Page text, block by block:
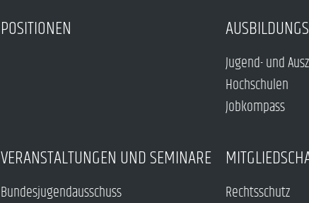
POSITIONEN
Jugend- und
Hochschulen
Jobkompass
VERANSTALTUNGEN UND SEMINARE
Bundesjugendausschuss Rechtsschutz